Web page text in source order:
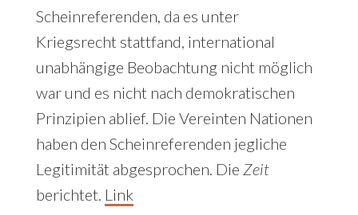
Scheinreferenden, da es unter
Kriegsrecht stattfand, international
unabhängige Beobachtung nicht möglich
war und es nicht nach demokratischen
Prinzipien ablief. Die Vereinten Nationen
haben den Scheinreferenden jegliche
Legitimität abgesprochen. Die Zeit
berichtet. Link